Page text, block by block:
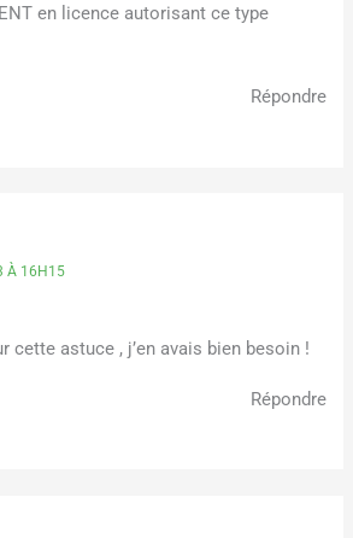
en licence autorisant ce type
Répondre
À 16H15
cette astuce , j’en avais bien besoin !
Répondre